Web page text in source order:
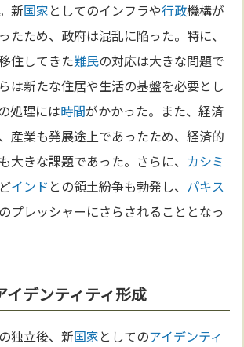
新国家としてのインフラや行政機構が
たため、政府は混乱に陥った。特に、
住してきた難民の対応は大きな問題で
は新たな住居や生活の基盤を必要とし
処理には時間がかかった。また、経済
産業も発展途上であったため、経済的
大きな課題であった。さらに、 カシミ
インド との領土紛争も勃発し、 パキス
プレッシャーにさらされることとなっ
イデンティティ形成
の独立後、新国家としてのアイデンティ